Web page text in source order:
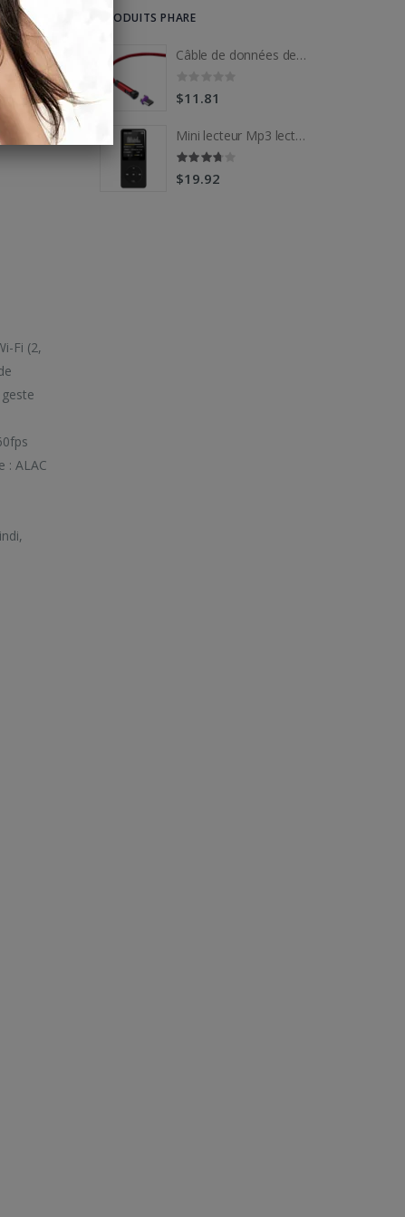
Fi (2,
: ALAC
PRODUITS PHARE
Câble de données de charge rapide rotatif à interface magnétique CC57 Type-C / USB-C
$11.81
Mini lecteur Mp3 lecteurs de musique multifonctions
$19.92